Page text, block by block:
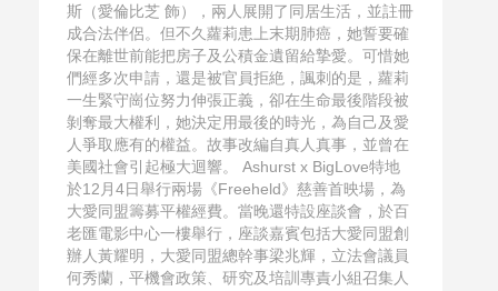
斯（愛倫比芝 飾），兩人展開了同居生活，並註冊
成合法伴侶。但不久蘿莉患上末期肺癌，她誓要確
保在離世前能把房子及公積金遺留給摯愛。可惜她
們經多次申請，還是被官員拒絶，諷刺的是，蘿莉
一生緊守崗位努力伸張正義，卻在生命最後階段被
剝奪最大權利，她決定用最後的時光，為自己及愛
人爭取應有的權益。故事改編自真人真事，並曾在
美國社會引起極大迴響。 Ashurst x BigLove特地
於12月4日舉行兩場《Freeheld》慈善首映場，為
大愛同盟籌募平權經費。當晚還特設座談會，於百
老匯電影中心一樓舉行，座談嘉賓包括大愛同盟創
辦人黃耀明，大愛同盟總幹事梁兆輝，立法會議員
何秀蘭，平機會政策、研究及培訓專責小組召集人